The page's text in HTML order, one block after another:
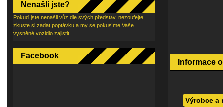
Nenašli jste?
Pokuď jste nenašli vůz dle svých představ, nezoufejte,
zkuste si zadat poptávku a my se pokusíme Vaše
vysněné vozidlo zajistit.
Facebook
Informace
Výrobce a